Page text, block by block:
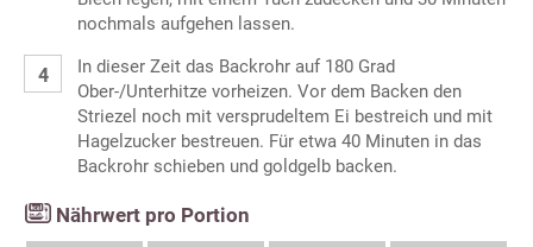
nochmals aufgehen lassen.
In dieser Zeit das Backrohr auf 180 Grad
Ober-/Unterhitze vorheizen. Vor dem Backen den
Striezel noch mit versprudeltem Ei bestreich und mit
Hagelzucker bestreuen. Für etwa 40 Minuten in das
Backrohr schieben und goldgelb backen.
Nährwert pro Portion